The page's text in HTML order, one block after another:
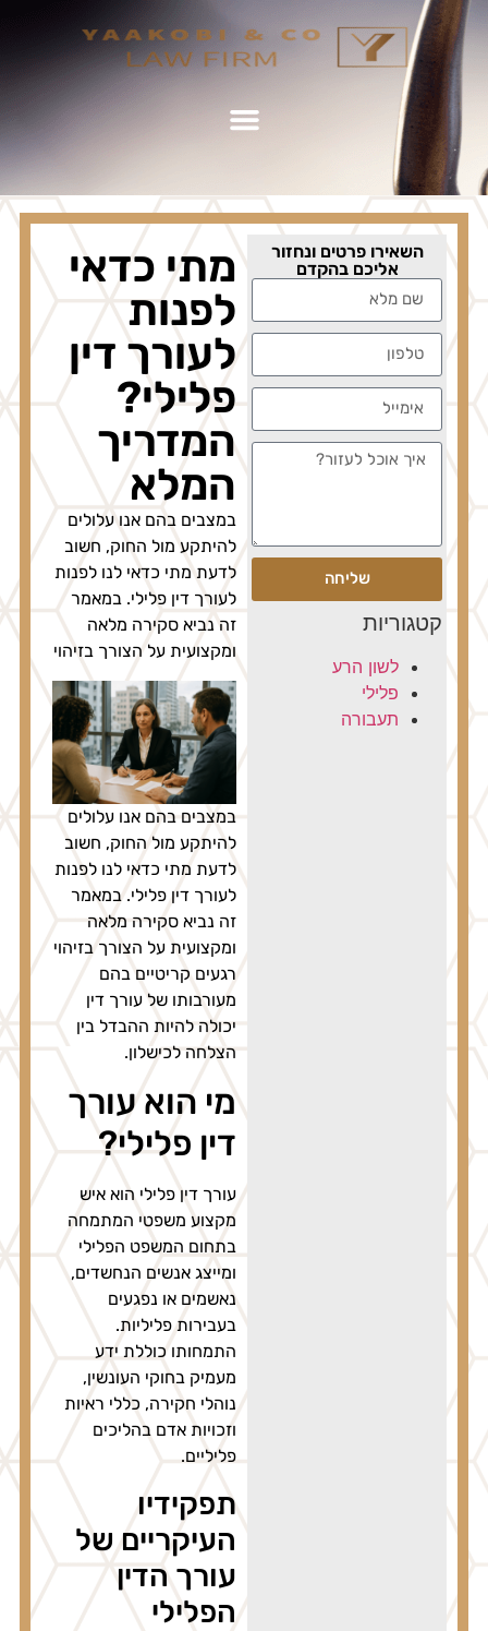
השאירו פרטים ונחזור
אליכם בהקדם
לשון הרע
פלילי
תעבורה
מתי כדאי
לפנות
לעורך דין
פלילי?
המדריך
המלא
במצבים בהם אנו עלולים
להיתקע מול החוק, חשוב
לדעת מתי כדאי לנו לפנות
לעורך דין פלילי. במאמר
זה נביא סקירה מלאה
ומקצועית על הצורך בזיהוי
במצבים בהם אנו עלולים
להיתקע מול החוק, חשוב
לדעת מתי כדאי לנו לפנות
לעורך דין פלילי. במאמר
זה נביא סקירה מלאה
ומקצועית על הצורך בזיהוי
רגעים קריטיים בהם
מעורבותו של עורך דין
יכולה להיות ההבדל בין
הצלחה לכישלון.
מי הוא עורך
דין פלילי?
עורך דין פלילי הוא איש
מקצוע משפטי המתמחה
בתחום המשפט הפלילי
ומייצג אנשים הנחשדים,
נאשמים או נפגעים
בעבירות פליליות.
התמחותו כוללת ידע
מעמיק בחוקי העונשין,
נוהלי חקירה, כללי ראיות
וזכויות אדם בהליכים
פליליים.
תפקידיו
העיקריים של
עורך הדין
הפלילי